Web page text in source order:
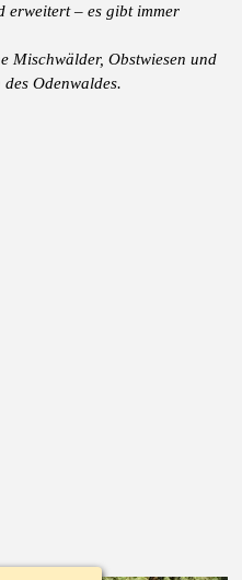
erweitert – es gibt immer
Mischwälder, Obstwiesen und
Odenwaldes.